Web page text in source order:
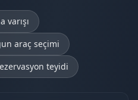
varışı
araç seçimi
teyidi